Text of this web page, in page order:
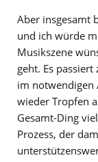
Aber insgesamt
und ich würde
Musikszene
geht. Es
im notwendigen
wieder Tropfen
Gesamt-Ding
Prozess, der